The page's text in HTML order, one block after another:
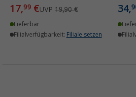
17,99 €UVP 19,90 €
Lieferbar
Filialverfügbarkeit: Filiale setzen
34,